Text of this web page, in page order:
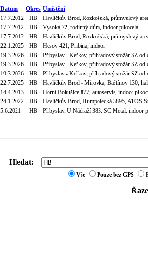
Datum Okres Umístění
17.7.2012 HB Havlíčkův Brod, Rozkošská, průmyslový
17.7.2012 HB Vysoká 72, rodinný dům, indoor pikocela
17.7.2012 HB Havlíčkův Brod, Rozkošská, průmyslový
22.1.2025 HB Hesov 421, Pribina, indoor
19.3.2026 HB Přibyslav - Keřkov, příhradový stožár SZ od
19.3.2026 HB Přibyslav - Keřkov, příhradový stožár SZ od
19.3.2026 HB Přibyslav - Keřkov, příhradový stožár SZ od
22.7.2025 HB Havlíčkův Brod - Mírovka, Baštínov 130,
14.4.2013 HB Horní Bohušice 877, autoservis, indoor
24.1.2022 HB Havlíčkův Brod, Humpolecká 3895, ATOS
5.6.2021 HB Přibyslav, U Nádraží 383, SC Metal, indoor
Hledat:
Vše Pouze bez GPS